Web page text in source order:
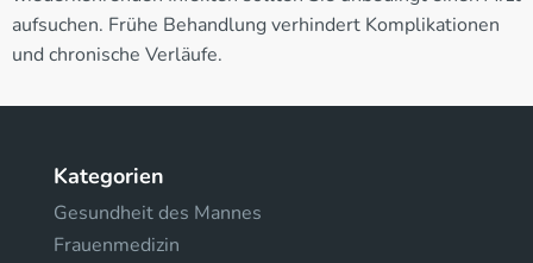
aufsuchen. Frühe Behandlung verhindert Komplikationen
und chronische Verläufe.
Kategorien
Gesundheit des Mannes
Frauenmedizin